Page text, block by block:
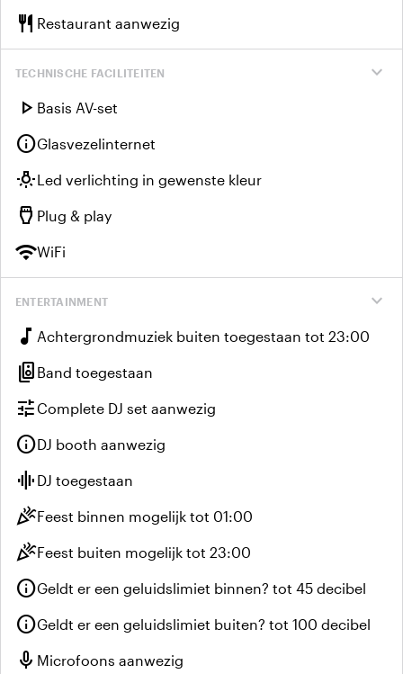
restaurant Restaurant aanwezig
expand_more
TECHNISCHE FACILITEITEN
play_arrow Basis AV-set
infoGlasvezelinternet
wb_incandescentLed verlichting in gewenste kleur
settings_input_hdmi Plug & play
wifiWiFi
expand_more
ENTERTAINMENT
music_note Achtergrondmuziek buiten toegestaan tot 23:00
speaker_group Band toegestaan
tuneComplete DJ set aanwezig
infoDJ booth aanwezig
graphic_eq DJ toegestaan
celebrationFeest binnen mogelijk tot 01:00
celebrationFeest buiten mogelijk tot 23:00
infoGeldt er een geluidslimiet binnen? tot 45 decibel
infoGeldt er een geluidslimiet buiten? tot 100 decibel
mic Microfoons aanwezig